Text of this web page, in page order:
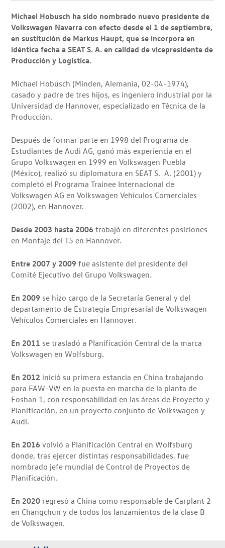
Michael Hobusch ha sido nombrado nuevo presidente de
Volkswagen Navarra con efecto desde el 1 de septiembre,
en sustitución de Markus Haupt, que se incorpora en
idéntica fecha a SEAT S. A. en calidad de vicepresidente de
Producción y Logística.
Michael Hobusch (Minden, Alemania, 02-04-1974),
casado y padre de tres hijos, es ingeniero industrial por la
Universidad de Hannover, especializado en Técnica de la
Producción.
Después de formar parte en 1998 del Programa de
Estudiantes de Audi AG, ganó más experiencia en el
Grupo Volkswagen en 1999 en Volkswagen Puebla
(México), realizó su diplomatura en SEAT S. A. (2001) y
completó el Programa Trainee Internacional de
Volkswagen AG en Volkswagen Vehículos Comerciales
(2002), en Hannover.
Desde 2003 hasta 2006 trabajó en diferentes posiciones
en Montaje del T5 en Hannover.
Entre 2007 y 2009 fue asistente del presidente del
Comité Ejecutivo del Grupo Volkswagen.
En 2009 se hizo cargo de la Secretaría General y del
departamento de Estrategia Empresarial de Volkswagen
Vehículos Comerciales en Hannover.
En 2011 se trasladó a Planificación Central de la marca
Volkswagen en Wolfsburg.
En 2012 inició su primera estancia en China trabajando
para FAW-VW en la puesta en marcha de la planta de
Foshan 1, con responsabilidad en las áreas de Proyecto y
Planificación, en un proyecto conjunto de Volkswagen y
Audi.
En 2016 volvió a Planificación Central en Wolfsburg
donde, tras ejercer distintas responsabilidades, fue
nombrado jefe mundial de Control de Proyectos de
Planificación.
En 2020 regresó a China como responsable de Carplant 2
en Changchun y de todos los lanzamientos de la clase B
de Volkswagen.